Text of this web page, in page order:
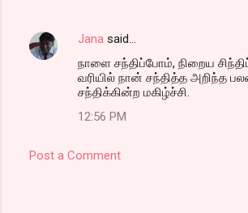
Jana said…
நாளை சந்திப்போம், நிறைய
வரியில் நான் சந்தித்த அறிந்த
சந்திக்கின்ற மகிழ்ச்சி.
12:56 PM
Post a Comment